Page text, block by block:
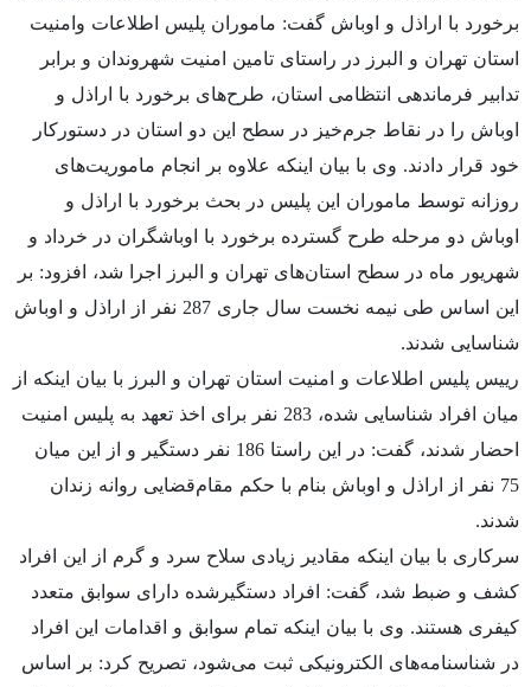
برخورد با اراذل و اوباش گفت: ماموران پلیس اطلاعات وامنیت
استان تهران و البرز در راستای تامین امنیت شهروندان و برابر
تدابیر فرماندهی انتظامی استان، طرح‌های برخورد با اراذل و
اوباش را در نقاط جرم‌خیز در سطح این دو استان در دستورکار
خود قرار دادند. وی با بیان اینکه علاوه بر انجام ماموریت‌های
روزانه توسط ماموران این پلیس در بحث برخورد با اراذل و
اوباش دو مرحله طرح گسترده برخورد با اوباشگران در خرداد و
شهریور ماه در سطح استان‌های تهران و البرز اجرا شد، افزود: بر
این اساس طی نیمه نخست سال جاری 287 نفر از اراذل و اوباش
شناسایی شدند.
رییس پلیس اطلاعات و امنیت استان تهران و البرز با بیان اینکه از
میان افراد شناسایی شده، 283 نفر برای اخذ تعهد به پلیس امنیت
احضار شدند، گفت:‌ در این راستا 186 نفر دستگیر و از این میان
75 نفر از اراذل و اوباش بنام با حکم مقام‌قضایی روانه زندان
شدند.
سرکاری با بیان اینکه مقادیر زیادی سلاح سرد و گرم از این افراد
کشف و ضبط شد، گفت: افراد دستگیرشده دارای سوابق متعدد
کیفری هستند. وی با بیان اینکه تمام سوابق و اقدامات این افراد
در شناسنامه‌های الکترونیکی ثبت می‌شود، تصریح کرد:‌ بر اساس